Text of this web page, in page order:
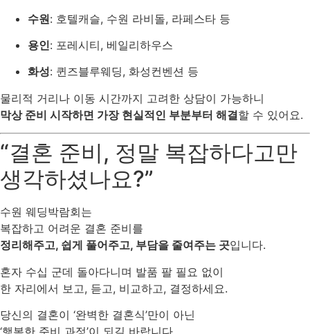
수원: 호텔캐슬, 수원 라비돌, 라페스타 등
용인: 포레시티, 베일리하우스
화성: 퀸즈블루웨딩, 화성컨벤션 등
물리적 거리나 이동 시간까지 고려한 상담이 가능하니
막상 준비 시작하면 가장 현실적인 부분부터 해결할 수 있어요.
“결혼 준비, 정말 복잡하다고만
생각하셨나요?”
수원 웨딩박람회는
복잡하고 어려운 결혼 준비를
정리해주고, 쉽게 풀어주고, 부담을 줄여주는 곳입니다.
혼자 수십 군데 돌아다니며 발품 팔 필요 없이
한 자리에서 보고, 듣고, 비교하고, 결정하세요.
당신의 결혼이 ‘완벽한 결혼식’만이 아닌